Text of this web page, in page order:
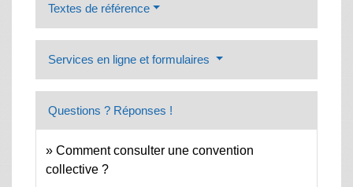
Textes de référence
Services en ligne et formulaires
Questions ? Réponses !
Comment consulter une convention
collective ?